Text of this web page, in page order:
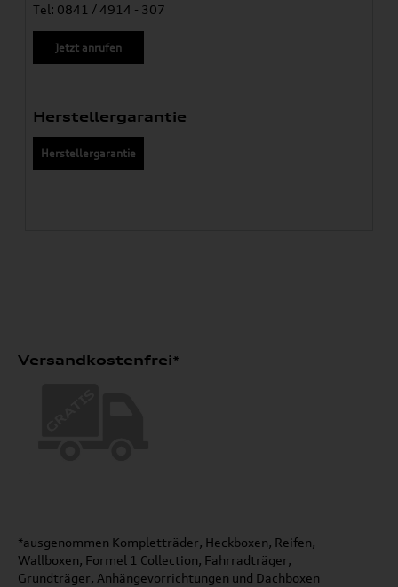
Tel: 0841 / 4914 - 307
Jetzt anrufen
Herstellergarantie
Herstellergarantie
Versandkostenfrei*
*ausgenommen Kompletträder, Heckboxen, Reifen,
Wallboxen, Formel 1 Collection, Fahrradträger,
Grundträger, Anhängevorrichtungen und Dachboxen